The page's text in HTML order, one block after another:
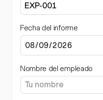
Fecha del informe
Nombre del empleado